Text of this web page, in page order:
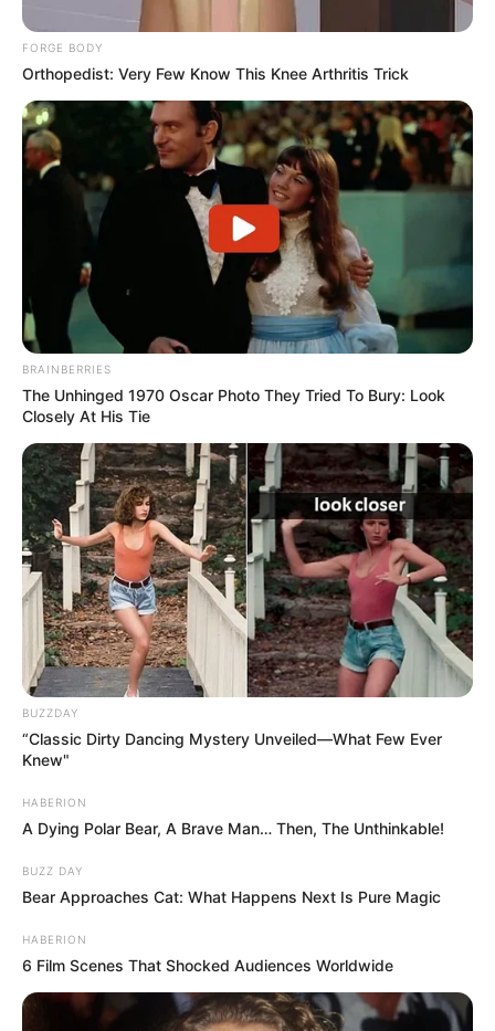
FORGE BODY
Orthopedist: Very Few Know This Knee Arthritis Trick
BRAINBERRIES
The Unhinged 1970 Oscar Photo They Tried To Bury: Look
Closely At His Tie
BUZZDAY
“Classic Dirty Dancing Mystery Unveiled—What Few Ever
Knew"
HABERION
A Dying Polar Bear, A Brave Man… Then, The Unthinkable!
BUZZ DAY
Bear Approaches Cat: What Happens Next Is Pure Magic
HABERION
6 Film Scenes That Shocked Audiences Worldwide